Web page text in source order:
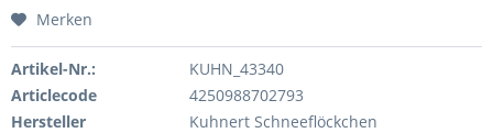
Merken
Artikel-Nr.:
KUHN_43340
Articlecode
4250988702793
Hersteller
Kuhnert Schneeflöckchen